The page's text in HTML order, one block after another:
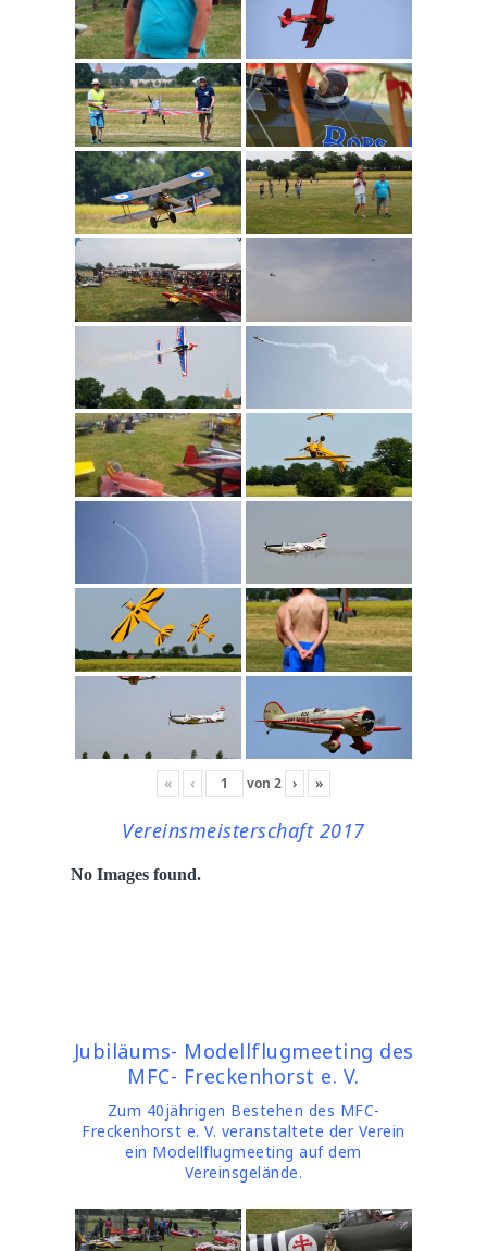
« ‹ von 2 › »
Vereinsmeisterschaft 2017
No Images found.
Jubiläums- Modellflugmeeting des
MFC- Freckenhorst e. V.
Zum 40jährigen Bestehen des MFC-
Freckenhorst e. V. veranstaltete der Verein
ein Modellflugmeeting auf dem
Vereinsgelände.